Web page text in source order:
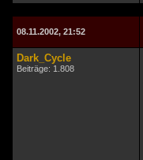
08.11.2002, 21:52
Dark_Cycle
Beiträge: 1.808